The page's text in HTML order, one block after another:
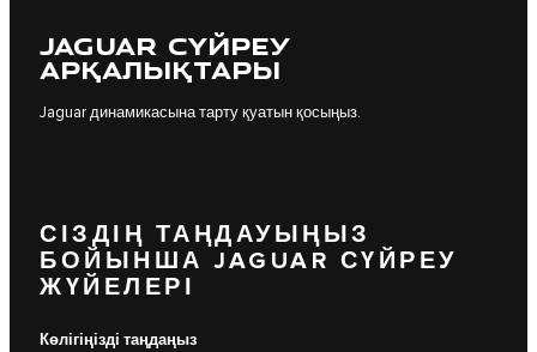
JAGUAR СҮЙРЕУ
АРҚАЛЫҚТАРЫ
Jaguar динамикасына тарту қуатын қосыңыз.
СІЗДІҢ ТАҢДАУЫҢЫЗ
БОЙЫНША JAGUAR СҮЙРЕУ
ЖҮЙЕЛЕРІ
Көлігіңізді таңдаңыз